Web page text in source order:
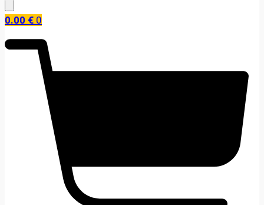
0.00 € 0